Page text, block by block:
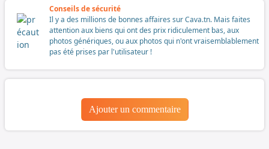
Conseils de sécurité
Il y a des millions de bonnes affaires sur Cava.tn. Mais faites
attention aux biens qui ont des prix ridiculement bas, aux
photos génériques, ou aux photos qui n'ont vraisemblablement
pas été prises par l'utilisateur !
Ajouter un commentaire